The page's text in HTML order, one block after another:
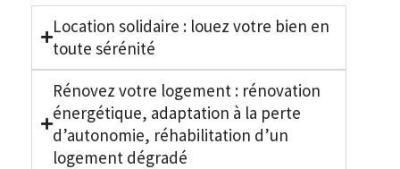
Location solidaire : louez votre bien en
toute sérénité
Rénovez votre logement : rénovation
énergétique, adaptation à la perte
d’autonomie, réhabilitation d’un
logement dégradé